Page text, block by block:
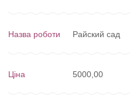
Назва роботи Райский сад
Ціна 5000,00